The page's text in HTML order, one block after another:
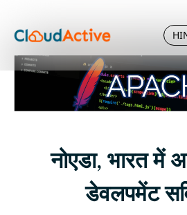
नोएडा, भारत में
डेवलपमेंट